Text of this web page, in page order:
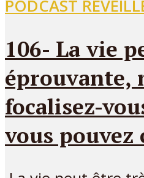
PODCAST
106- La vie
éprouvante,
focalisez-
vous pouvez